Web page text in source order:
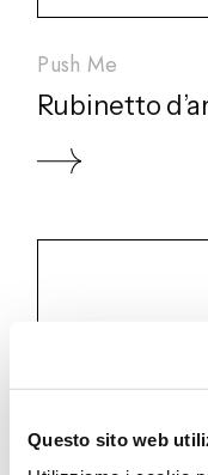
Questo sito web
Push Me
Rubinetto